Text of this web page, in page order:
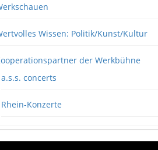
Wissen: Politik/Kunst/Kultur
der Werkbühne
a.s.s. concerts
Rhein-Konzerte